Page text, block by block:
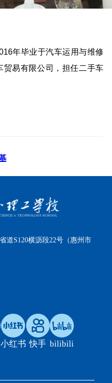
年毕业于汽车运用与维修
易有限公司，担任二手车
道S120横沥段22号（惠州市
小红书 快手 bilibili